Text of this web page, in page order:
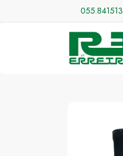
055.841513